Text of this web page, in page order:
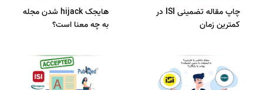
چاپ مقاله تضمینی ISI در
کمترین زمان
هایجک hijack شدن مجله
به چه معنا است؟